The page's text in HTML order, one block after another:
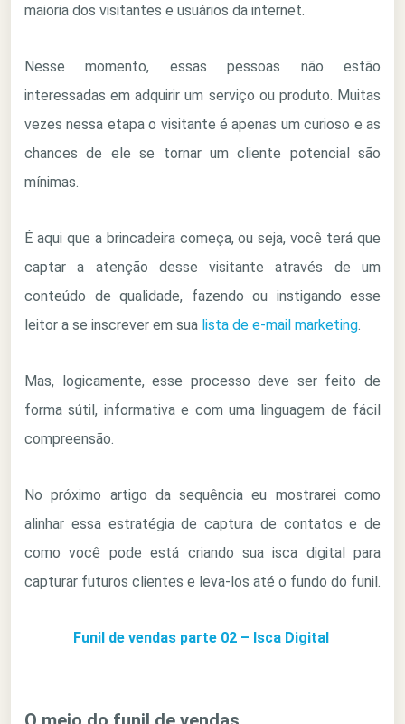
maioria dos visitantes e usuários da internet.
Nesse momento, essas pessoas não estão
interessadas em adquirir um serviço ou produto. Muitas
vezes nessa etapa o visitante é apenas um curioso e as
chances de ele se tornar um cliente potencial são
mínimas.
É aqui que a brincadeira começa, ou seja, você terá que
captar a atenção desse visitante através de um
conteúdo de qualidade, fazendo ou instigando esse
leitor a se inscrever em sua lista de e-mail marketing.
Mas, logicamente, esse processo deve ser feito de
forma sútil, informativa e com uma linguagem de fácil
compreensão.
No próximo artigo da sequência eu mostrarei como
alinhar essa estratégia de captura de contatos e de
como você pode está criando sua isca digital para
capturar futuros clientes e leva-los até o fundo do funil.
Funil de vendas parte 02 – Isca Digital